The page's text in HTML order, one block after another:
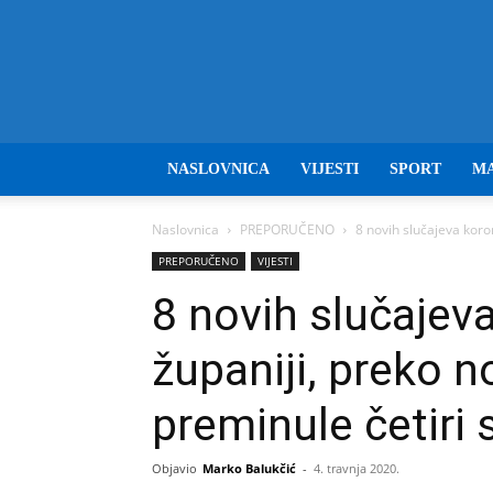
NASLOVNICA VIJESTI SPORT
Naslovnica PREPORUČENO 8 novih slučajeva
PREPORUČENO VIJESTI
8 novih
županiji, preko
preminule četiri
Objavio Marko Balukčić - 4. travnja 2020.